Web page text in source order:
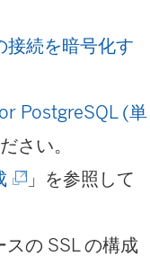
接続を暗号化す
PostgreSQL (単
さい。
(
し
」を参照して
の SSL の構成